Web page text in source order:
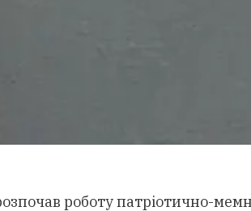
роботу патріотично-